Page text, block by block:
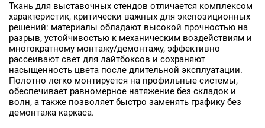
Ткань для выставочных стендов отличается комплексом
характеристик, критически важных для экспозиционных
решений: материалы обладают высокой прочностью на
разрыв, устойчивостью к механическим воздействиям и
многократному монтажу/демонтажу, эффективно
рассеивают свет для лайтбоксов и сохраняют
насыщенность цвета после длительной эксплуатации.
Полотно легко монтируется на профильные системы,
обеспечивает равномерное натяжение без складок и
волн, а также позволяет быстро заменять графику без
демонтажа каркаса.